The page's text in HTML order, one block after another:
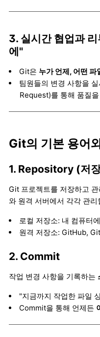
3. 실시간 협업과 리
에"
Git은 누가 언제, 어떤
팀원들의 변경 사항을
Request)를 통해 품질
Git의 기본 용어와
1. Repository (저
Git 프로젝트를 저장하고
와 원격 서버에서 각각 관리
로컬 저장소: 내 컴퓨터
원격 저장소: GitHub,
2. Commit
작업 변경 사항을 기록하는
"지금까지 작업한 파일
Commit을 통해 언제든